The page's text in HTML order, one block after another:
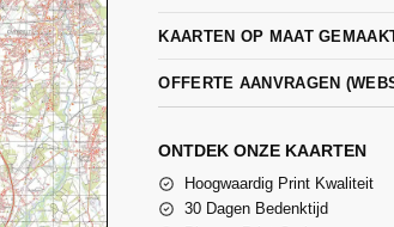
KAARTEN OP MAAT
OFFERTE AANVRAGEN
ONTDEK ONZE KAARTEN
Hoogwaardig Print Kwaliteit
30 Dagen Bedenktijd